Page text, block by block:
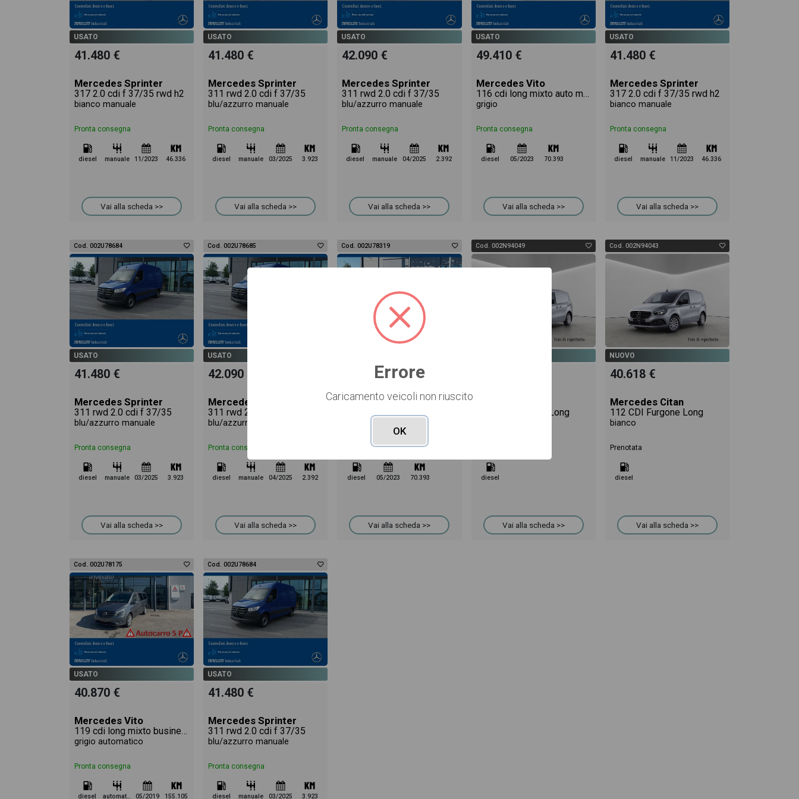
veicolo.
USATO
41.480 €
Mercedes Sprinter
317 2.0 cdi f 37/35 rwd h2
bianco manuale
Pronta consegna
diesel manuale 11/2023 46.336
Vai alla scheda >>
USATO
41.480 €
Mercedes Sprinter
311 rwd 2.0 cdi f 37/35
blu/azzurro manuale
Pronta consegna
diesel manuale 03/2025 3.923
Vai alla scheda >>
USATO
42.090 €
Mercedes Sprinter
311 rwd 2.0 cdi f 37/35
blu/azzurro manuale
Pronta consegna
diesel manuale 04/2025 2.392
Vai alla scheda >>
USATO
49.410 €
Mercedes Vito
116 cdi long mixto auto my20
grigio
Pronta consegna
diesel 05/2023 70.393
Vai alla scheda >>
USATO
41.480 €
Mercedes Sprinter
317 2.0 cdi f 37/35 rwd h2
bianco manuale
Pronta consegna
diesel manuale 11/2023 46.336
Vai alla scheda >>
Cod. 002U78684
USATO
41.480 €
Mercedes Sprinter
311 rwd 2.0 cdi f 37/35
blu/azzurro manuale
Pronta consegna
diesel manuale 03/2025 3.923
Vai alla scheda >>
Cod. 002U78685
USATO
42.090 €
Mercedes Sprinter
311 rwd 2.0 cdi f 37/35
blu/azzurro manuale
Pronta consegna
diesel manuale 04/2025 2.392
Vai alla scheda >>
Cod. 002U78319
49.410 €
Mercedes Vito
Pronta consegna
diesel 05/2023 70.393
Vai alla scheda >>
Cod. 002N94049
112 CDI Furgone Long
diesel
Vai alla scheda >>
Cod. 002N94043
NUOVO
40.618 €
Mercedes Citan
112 CDI Furgone Long
bianco
Prenotata
diesel
Vai alla scheda >>
Cod. 002U78175
USATO
40.870 €
Mercedes Vito
grigio automatico
Pronta consegna
diesel automatico 05/2019 155.105
Cod. 002U78684
USATO
41.480 €
Mercedes Sprinter
311 rwd 2.0 cdi f 37/35
blu/azzurro manuale
Pronta consegna
diesel manuale 03/2025 3.923
Errore
Caricamento veicoli non riuscito
OK